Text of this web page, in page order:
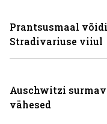
Prantsusmaal
Stradivariuse viiul
Auschwitzi
vähesed